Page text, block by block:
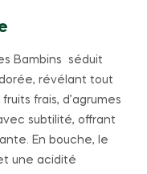
Bambins séduit
révélant tout
frais, d’agrumes
subtilité, offrant
En bouche, le
une acidité